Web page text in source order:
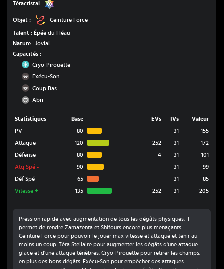
Téracristal :
Objet : Ceinture Force
Talent : Épée du Fléau
Nature : Jovial
Capacités :
Glace
Cryo-Pirouette
Ténèbres
Exécu-Son
Ténèbres
Coup Bas
Normal
Abri
Statistiques Base EVs IVs
Valeur
PV
80 31
155
Attaque
120 252 31
172
Défense
80 4 31
101
Atq Spé - 90 31
99
Déf Spé
65 31
85
Vitesse + 135 252 31 205
Pression rapide avec augmentation de tous les dégâts physiques. Il
permet de rendre Zamazenta et Shifours encore plus menaçants.
Ceinture Force pour pouvoir le jouer max vitesse et attaque et tenir au
moins un coup. Téra Stellaire pour augmenter les dégâts d'une attaque
glace et d'une attaque ténèbres. Cryo-Pirouette pour retirer les champs,
en plus des bons dégâts. Exécu-Son pour empêcher des attaques